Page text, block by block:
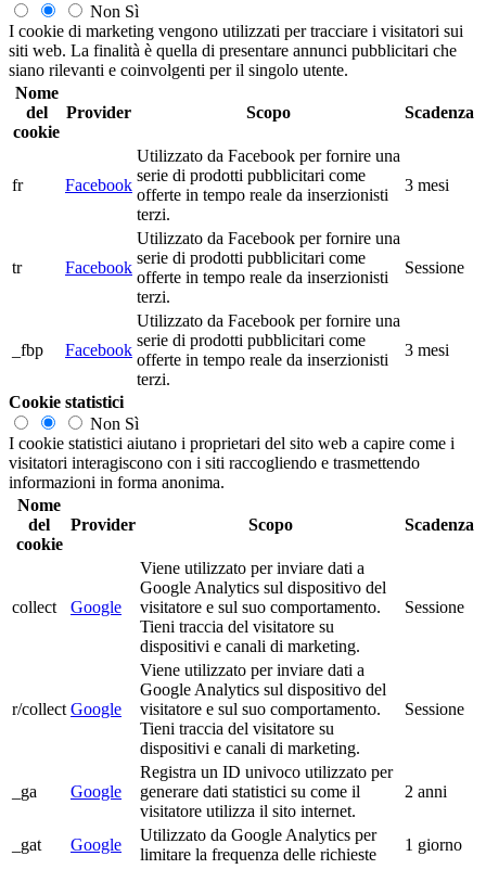
Non Sì
I cookie di marketing vengono utilizzati per tracciare i visitatori sui
siti web. La finalità è quella di presentare annunci pubblicitari che
siano rilevanti e coinvolgenti per il singolo utente.
Nome
del
cookie
Provider Scopo Scadenza
fr Facebook
Utilizzato da Facebook per fornire una
serie di prodotti pubblicitari come
offerte in tempo reale da inserzionisti
terzi.
3 mesi
tr Facebook
Utilizzato da Facebook per fornire una
serie di prodotti pubblicitari come
offerte in tempo reale da inserzionisti
terzi.
Sessione
_fbp Facebook
Utilizzato da Facebook per fornire una
serie di prodotti pubblicitari come
offerte in tempo reale da inserzionisti
terzi.
3 mesi
Cookie statistici
Non Sì
I cookie statistici aiutano i proprietari del sito web a capire come i
visitatori interagiscono con i siti raccogliendo e trasmettendo
informazioni in forma anonima.
Nome
del
cookie
Provider Scopo Scadenza
collect Google
Viene utilizzato per inviare dati a
Google Analytics sul dispositivo del
visitatore e sul suo comportamento.
Tieni traccia del visitatore su
dispositivi e canali di marketing.
Sessione
r/collect Google
Viene utilizzato per inviare dati a
Google Analytics sul dispositivo del
visitatore e sul suo comportamento.
Tieni traccia del visitatore su
dispositivi e canali di marketing.
Sessione
_ga Google
Registra un ID univoco utilizzato per
generare dati statistici su come il
visitatore utilizza il sito internet.
2 anni
_gat Google
Utilizzato da Google Analytics per
limitare la frequenza delle richieste
1 giorno